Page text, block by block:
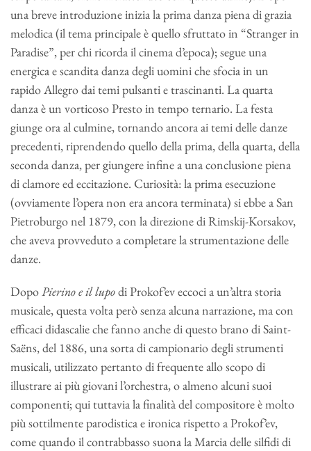
una breve introduzione inizia la prima danza piena di grazia
melodica (il tema principale è quello sfruttato in “Stranger in
Paradise”, per chi ricorda il cinema d’epoca); segue una
energica e scandita danza degli uomini che sfocia in un
rapido Allegro dai temi pulsanti e trascinanti. La quarta
danza è un vorticoso Presto in tempo ternario. La festa
giunge ora al culmine, tornando ancora ai temi delle danze
precedenti, riprendendo quello della prima, della quarta, della
seconda danza, per giungere infine a una conclusione piena
di clamore ed eccitazione. Curiosità: la prima esecuzione
(ovviamente l’opera non era ancora terminata) si ebbe a San
Pietroburgo nel 1879, con la direzione di Rimskij-Korsakov,
che aveva provveduto a completare la strumentazione delle
danze.
DopoPierino e il lupodi Prokof’ev eccoci a un’altra storia
musicale, questa volta però senza alcuna narrazione, ma con
efficaci didascalie che fanno anche di questo brano di Saint-
Saëns, del 1886, una sorta di campionario degli strumenti
musicali, utilizzato pertanto di frequente allo scopo di
illustrare ai più giovani l’orchestra, o almeno alcuni suoi
componenti; qui tuttavia la finalità del compositore è molto
più sottilmente parodistica e ironica rispetto a Prokof’ev,
come quando il contrabbasso suona la Marcia delle silfidi di